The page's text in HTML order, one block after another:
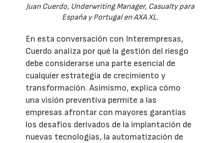
Juan Cuerdo, Underwriting Manager, Casualty para
España y Portugal en AXA XL.
En esta conversación con Interempresas,
Cuerdo analiza por qué la gestión del riesgo
debe considerarse una parte esencial de
cualquier estrategia de crecimiento y
transformación. Asimismo, explica cómo
una visión preventiva permite a las
empresas afrontar con mayores garantías
los desafíos derivados de la implantación de
nuevas tecnologías, la automatización de